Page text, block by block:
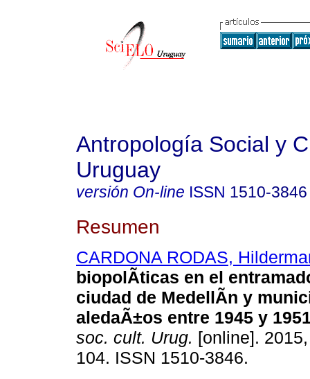
Antropología Social y
Uruguay
versión On-line ISSN 1510-3846
Resumen
CARDONA RODAS,
biopolÃ­ticas en el
ciudad de MedellÃ­n y
aledaÃ±os entre 1945 y 1951
soc. cult. Urug. [online].
104. ISSN 1510-3846.